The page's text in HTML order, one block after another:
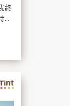
終
光
有